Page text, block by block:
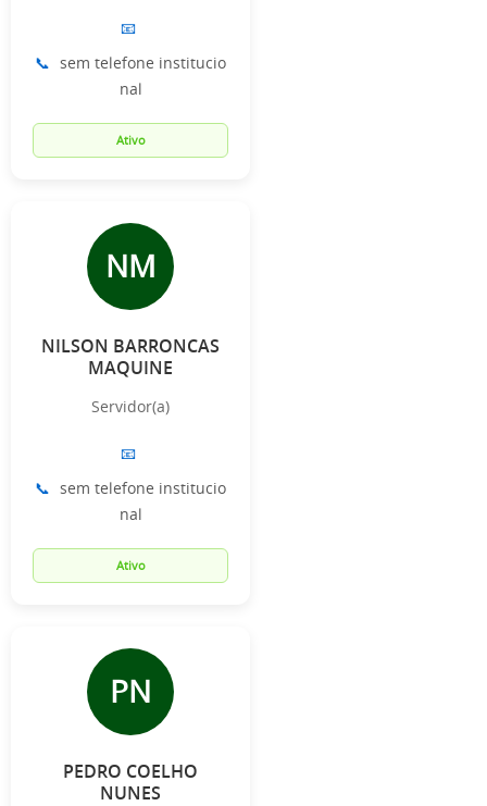
📧
📞 sem telefone institucio
nal
Ativo
NM
NILSON BARRONCAS
MAQUINE
Servidor(a)
📧
📞 sem telefone institucio
nal
Ativo
PN
PEDRO COELHO
NUNES